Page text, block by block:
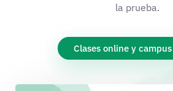
la prueba.
Clases online y